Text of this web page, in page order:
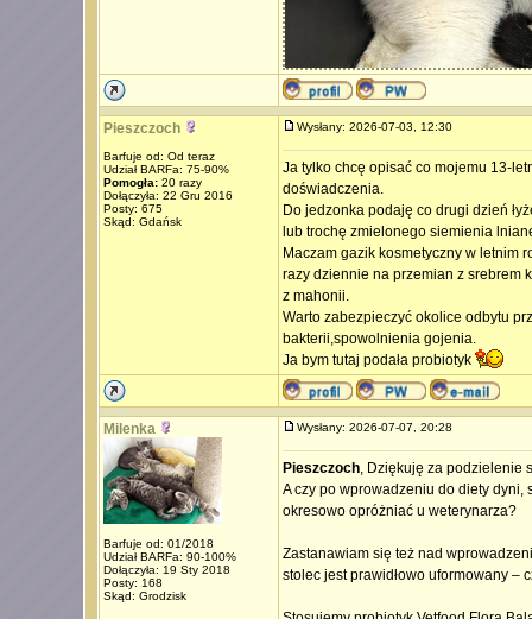
Pieszczoch
Barfuje od: Od teraz
Udział BARFa: 75-90%
Pomogła:20 razy
Dołączyła: 22 Gru 2016
Posty: 675
Skąd: Gdańsk
Wysłany: 2026-07-03, 12:30
Ja tylko chcę opisać co mojemu 13-
doświadczenia.
Do jedzonka podaję co drugi dzień
lub trochę zmielonego siemienia
Maczam gazik kosmetyczny w letnim
razy dziennie na przemian z srebrem
z mahonii.
Warto zabezpieczyć okolice odbytu
bakterii,spowolnienia gojenia.
Ja bym tutaj podała probiotyk
Milenka
Barfuje od: 01/2018
Udział BARFa: 90-100%
Dołączyła: 19 Sty 2018
Posty: 168
Skąd: Grodzisk
Wysłany: 2026-07-07, 20:28
Pieszczoch, Dziękuję za podzielenie
A czy po wprowadzeniu do diety dyni,
okresowo opróżniać u weterynarza?
Zastanawiam się też nad
stolec jest prawidłowo uformowany –